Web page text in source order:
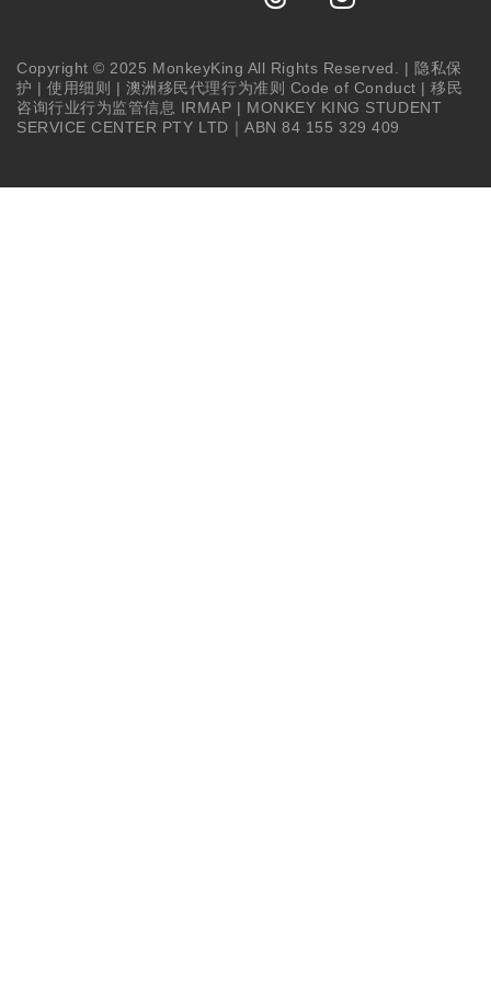
Copyright © 2025 MonkeyKing All Rights Reserved. | 隐私保
护 |使用细则 | 澳洲移民代理行为准则 Code of Conduct |移民
咨询行业行为监管信息 IRMAP | MONKEY KING STUDENT
SERVICE CENTER PTY LTD｜ABN 84 155 329 409